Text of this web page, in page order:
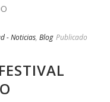
- Noticias, Blog Publicado